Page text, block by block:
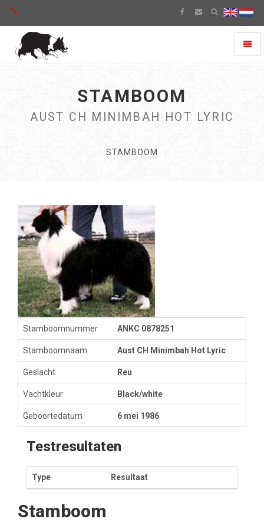
STAMBOOM
AUST CH MINIMBAH HOT LYRIC
STAMBOOM
Stamboomnummer ANKC 0878251
Stamboomnaam Aust CH Minimbah Hot Lyric
Geslacht Reu
Vachtkleur Black/white
Geboortedatum 6 mei 1986
Testresultaten
Type Resultaat
Stamboom